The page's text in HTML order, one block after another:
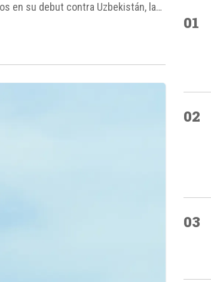
en su debut contra Uzbekistán, la
01
02
03